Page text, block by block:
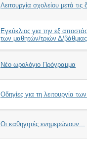
Λειτουργία σχολείου μετά
Εγκύκλιος για την εξ
των μαθητών/τριών Δ/
Νέο ωρολόγιο Πρόγραμμα
Οδηγίες για τη λειτουργία
Οι καθηγητές ενημερώνουν...